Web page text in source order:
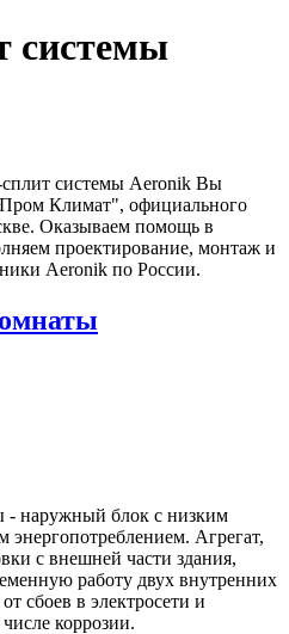
системы
системы Aeronik Вы
Климат", официального
Оказываем помощь в
проектирование, монтаж и
Aeronik по России.
- наружный блок с низким
Агрегат,
с внешней части здания,
работу двух внутренних
сбоев в электросети и
коррозии.